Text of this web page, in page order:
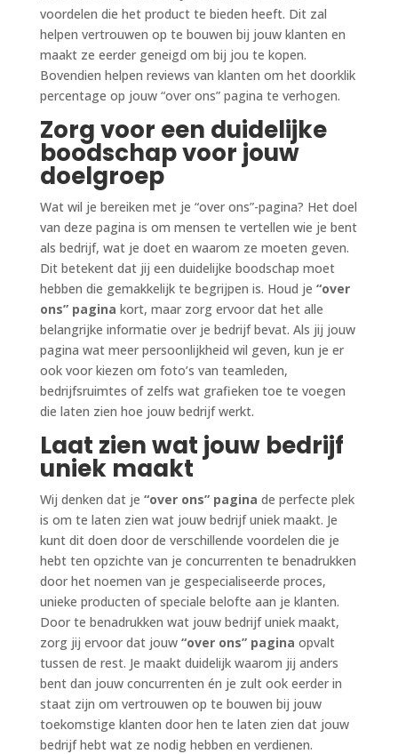
voordelen die het product te bieden heeft. Dit zal
helpen vertrouwen op te bouwen bij jouw klanten en
maakt ze eerder geneigd om bij jou te kopen.
Bovendien helpen reviews van klanten om het doorklik
percentage op jouw “over ons” pagina te verhogen.
Zorg voor een duidelijke
boodschap voor jouw
doelgroep
Wat wil je bereiken met je “over ons”-pagina? Het doel
van deze pagina is om mensen te vertellen wie je bent
als bedrijf, wat je doet en waarom ze moeten geven.
Dit betekent dat jij een duidelijke boodschap moet
hebben die gemakkelijk te begrijpen is. Houd je “over
ons” pagina kort, maar zorg ervoor dat het alle
belangrijke informatie over je bedrijf bevat. Als jij jouw
pagina wat meer persoonlijkheid wil geven, kun je er
ook voor kiezen om foto’s van teamleden,
bedrijfsruimtes of zelfs wat grafieken toe te voegen
die laten zien hoe jouw bedrijf werkt.
Laat zien wat jouw bedrijf
uniek maakt
Wij denken dat je “over ons” pagina de perfecte plek
is om te laten zien wat jouw bedrijf uniek maakt. Je
kunt dit doen door de verschillende voordelen die je
hebt ten opzichte van je concurrenten te benadrukken
door het noemen van je gespecialiseerde proces,
unieke producten of speciale belofte aan je klanten.
Door te benadrukken wat jouw bedrijf uniek maakt,
zorg jij ervoor dat jouw “over ons” pagina opvalt
tussen de rest. Je maakt duidelijk waarom jij anders
bent dan jouw concurrenten én je zult ook eerder in
staat zijn om vertrouwen op te bouwen bij jouw
toekomstige klanten door hen te laten zien dat jouw
bedrijf hebt wat ze nodig hebben en verdienen.